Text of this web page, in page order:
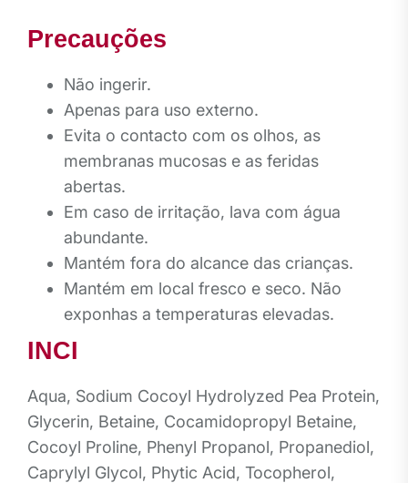
Precauções
Não ingerir.
Apenas para uso externo.
Evita o contacto com os olhos, as
membranas mucosas e as feridas
abertas.
Em caso de irritação, lava com água
abundante.
Mantém fora do alcance das crianças.
Mantém em local fresco e seco. Não
exponhas a temperaturas elevadas.
INCI
Aqua, Sodium Cocoyl Hydrolyzed Pea Protein,
Glycerin, Betaine, Cocamidopropyl Betaine,
Cocoyl Proline, Phenyl Propanol, Propanediol,
Caprylyl Glycol, Phytic Acid, Tocopherol,